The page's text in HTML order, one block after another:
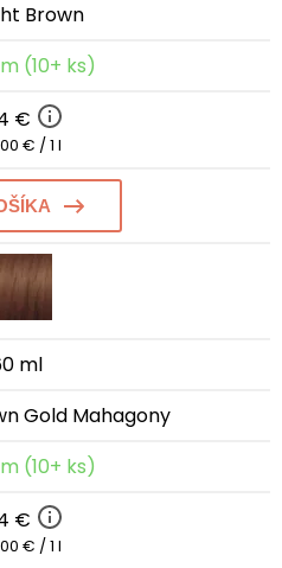
Brown
(10+ ks)
€
€ / 1 l
ml
Gold Mahagony
(10+ ks)
€
€ / 1 l